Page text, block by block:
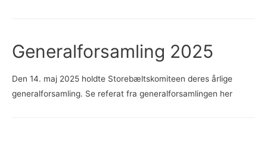
Generalforsamling 2025
Den 14. maj 2025 holdte Storebæltskomiteen deres årlige
generalforsamling. Se referat fra generalforsamlingen her